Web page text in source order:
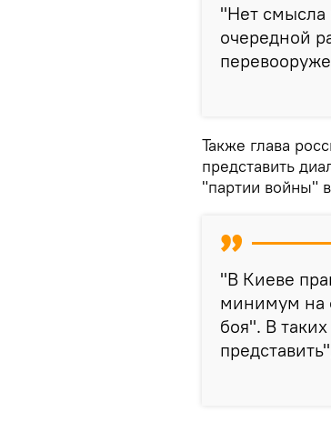
"Нет смысла
очередной
Также глава
представить
"партии войны"
"В Киеве
минимум на
боя". В